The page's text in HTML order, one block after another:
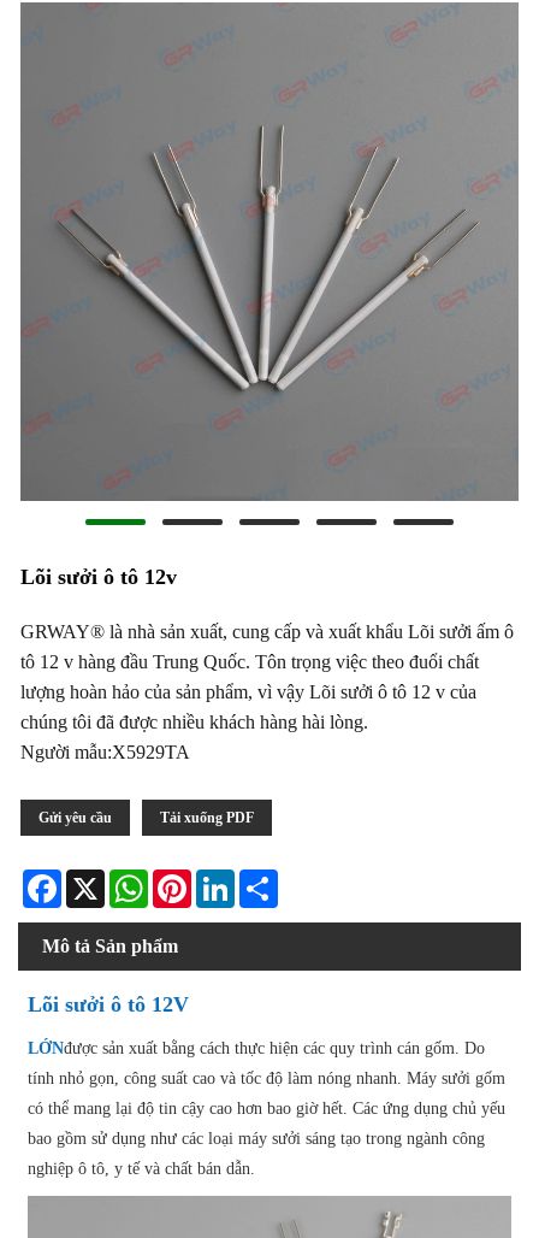
Lõi sưởi ô tô 12v
GRWAY® là nhà sản xuất, cung cấp và xuất khẩu Lõi sưởi ấm ô
tô 12 v hàng đầu Trung Quốc. Tôn trọng việc theo đuổi chất
lượng hoàn hảo của sản phẩm, vì vậy Lõi sưởi ô tô 12 v của
chúng tôi đã được nhiều khách hàng hài lòng.
Người mẫu:X5929TA
Gửi yêu cầu Tải xuống PDF
Facebook
X WhatsAppPinterestLinkedIn
Mô tả Sản phẩm
Lõi sưởi ô tô 12V
LỚNđược sản xuất bằng cách thực hiện các quy trình cán gốm. Do
tính nhỏ gọn, công suất cao và tốc độ làm nóng nhanh. Máy sưởi gốm
có thể mang lại độ tin cậy cao hơn bao giờ hết. Các ứng dụng chủ yếu
bao gồm sử dụng như các loại máy sưởi sáng tạo trong ngành công
nghiệp ô tô, y tế và chất bán dẫn.